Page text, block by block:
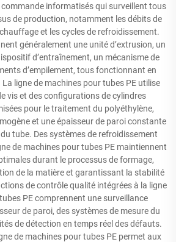
informatisés qui surveillent tous
de production, notamment les débits de
et les cycles de refroidissement.
généralement une unité d’extrusion, un
d’entraînement, un mécanisme de
d’empilement, tous fonctionnant en
ligne de machines pour tubes PE utilise
vis et des configurations de cylindres
pour le traitement du polyéthylène,
et une épaisseur de paroi constante
tube. Des systèmes de refroidissement
de machines pour tubes PE maintiennent
durant le processus de formage,
de la matière et garantissant la stabilité
de contrôle qualité intégrées à la ligne
PE comprennent une surveillance
de paroi, des systèmes de mesure du
de détection en temps réel des défauts.
de machines pour tubes PE permet aux